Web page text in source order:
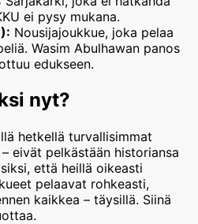
ei pysy mukana.
Nousijajoukkue, joka pelaa
Wasim Abulhawan panos
edukseen.
nyt?
hetkellä turvallisimmat
eivät pelkästään historiansa
että heillä oikeasti
pelaavat rohkeasti,
kaikkea – täysillä. Siinä